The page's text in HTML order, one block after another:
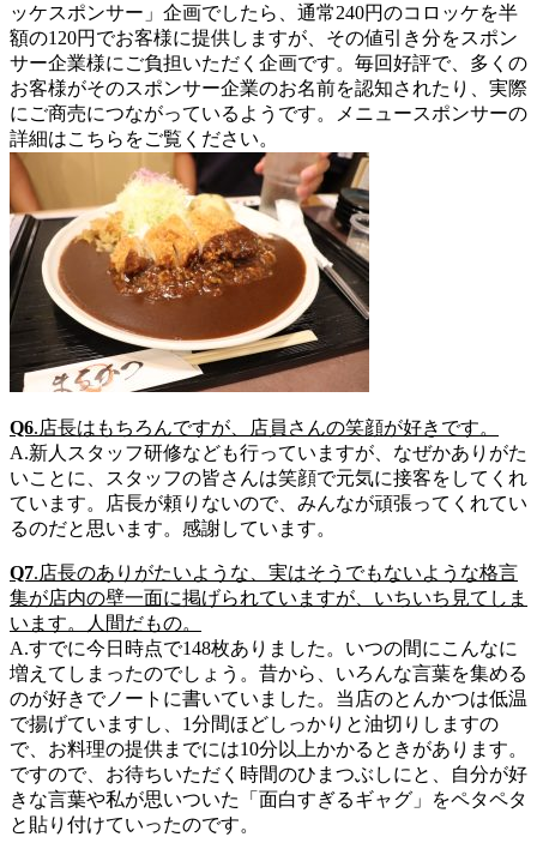
ッケスポンサー」企画でしたら、通常240円のコロッケを半
額の120円でお客様に提供しますが、その値引き分をスポン
サー企業様にご負担いただく企画です。毎回好評で、多くの
お客様がそのスポンサー企業のお名前を認知されたり、実際
にご商売につながっているようです。メニュースポンサーの
詳細はこちらをご覧ください。
Q6.店長はもちろんですが、店員さんの笑顔が好きです。
A.新人スタッフ研修なども行っていますが、なぜかありがた
いことに、スタッフの皆さんは笑顔で元気に接客をしてくれ
ています。店長が頼りないので、みんなが頑張ってくれてい
るのだと思います。感謝しています。
Q7.店長のありがたいような、実はそうでもないような格言
集が店内の壁一面に掲げられていますが、いちいち見てしま
います。人間だもの。
A.すでに今日時点で148枚ありました。いつの間にこんなに
増えてしまったのでしょう。昔から、いろんな言葉を集める
のが好きでノートに書いていました。当店のとんかつは低温
で揚げていますし、1分間ほどしっかりと油切りしますの
で、お料理の提供までには10分以上かかるときがあります。
ですので、お待ちいただく時間のひまつぶしにと、自分が好
きな言葉や私が思いついた「面白すぎるギャグ」をペタペタ
と貼り付けていったのです。